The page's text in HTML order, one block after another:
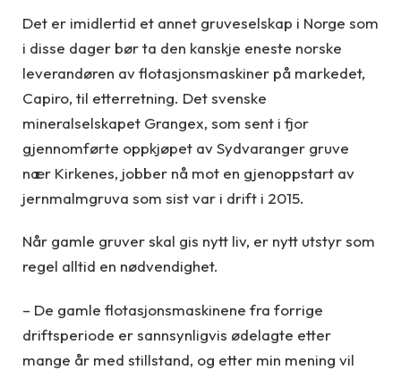
Det er imidlertid et annet gruveselskap i Norge som
i disse dager bør ta den kanskje eneste norske
leverandøren av flotasjonsmaskiner på markedet,
Capiro, til etterretning. Det svenske
mineralselskapet Grangex, som sent i fjor
gjennomførte oppkjøpet av Sydvaranger gruve
nær Kirkenes, jobber nå mot en gjenoppstart av
jernmalmgruva som sist var i drift i 2015.
Når gamle gruver skal gis nytt liv, er nytt utstyr som
regel alltid en nødvendighet.
– De gamle flotasjonsmaskinene fra forrige
driftsperiode er sannsynligvis ødelagte etter
mange år med stillstand, og etter min mening vil